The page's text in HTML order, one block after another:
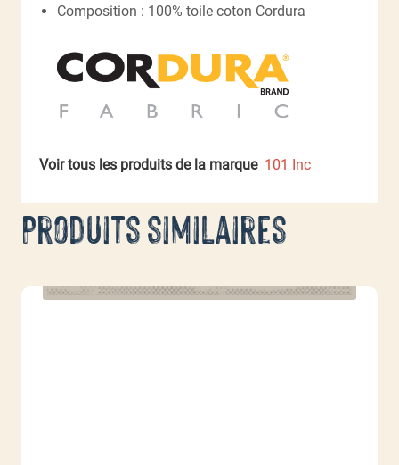
Composition : 100% toile coton Cordura
Voir tous les produits de la marque 101 Inc
Produits similaires